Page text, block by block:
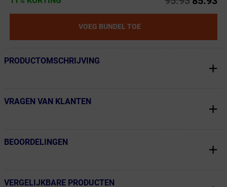
VOEG BUNDEL TOE
← Terug naar productnavigatie
PRODUCTOMSCHRIJVING
← Terug naar productnavigatie
VRAGEN VAN KLANTEN
← Terug naar productnavigatie
BEOORDELINGEN
← Terug naar productnavigatie
VERGELIJKBARE PRODUCTEN